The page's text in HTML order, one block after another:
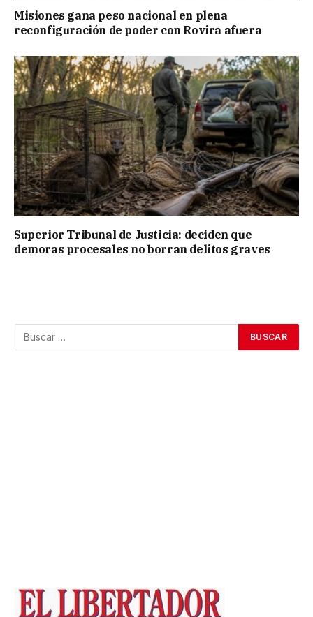
Misiones gana peso nacional en plena
reconfiguración de poder con Rovira afuera
Superior Tribunal de Justicia: deciden que
demoras procesales no borran delitos graves